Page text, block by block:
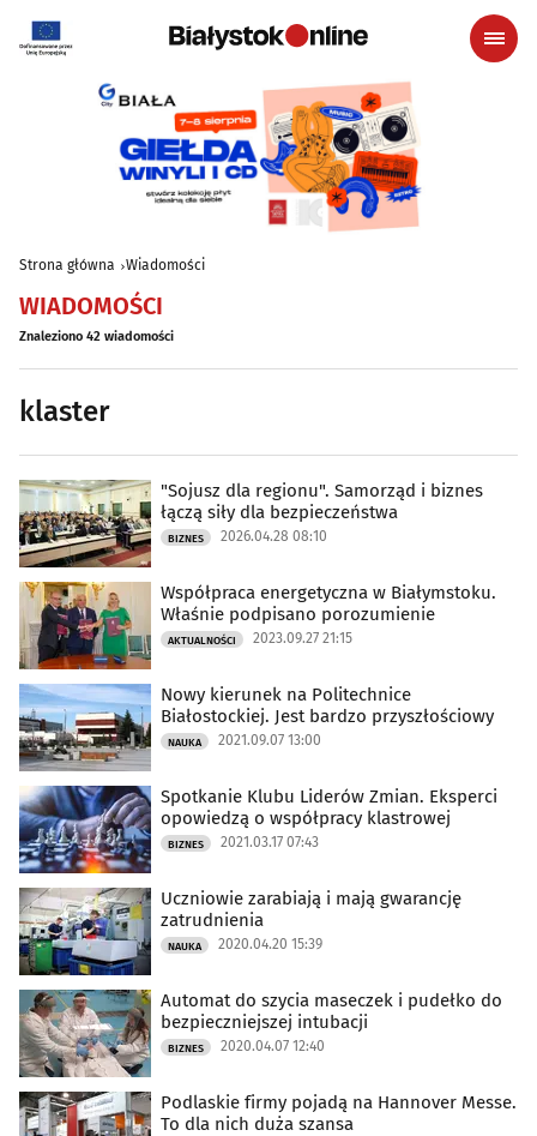
Strona główna Wiadomości
WIADOMOŚCI
Znaleziono 42 wiadomości
klaster
"Sojusz dla regionu". Samorząd i biznes
łączą siły dla bezpieczeństwa
BIZNES 2026.04.28 08:10
Współpraca energetyczna w Białymstoku.
Właśnie podpisano porozumienie
AKTUALNOŚCI 2023.09.27 21:15
Nowy kierunek na Politechnice
Białostockiej. Jest bardzo przyszłościowy
NAUKA 2021.09.07 13:00
Spotkanie Klubu Liderów Zmian. Eksperci
opowiedzą o współpracy klastrowej
BIZNES 2021.03.17 07:43
Uczniowie zarabiają i mają gwarancję
zatrudnienia
NAUKA 2020.04.20 15:39
Automat do szycia maseczek i pudełko do
bezpieczniejszej intubacji
BIZNES 2020.04.07 12:40
Podlaskie firmy pojadą na Hannover Messe.
To dla nich duża szansa